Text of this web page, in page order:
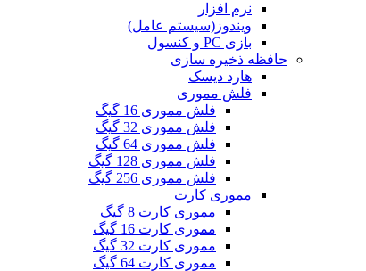
نرم افزار
ویندوز(سیستم عامل)
بازی PC و کنسول
حافظه ذخیره سازی
هارد دیسک
فلش مموری
فلش مموری 16 گیگ
فلش مموری 32 گیگ
فلش مموری 64 گیگ
فلش مموری 128 گیگ
فلش مموری 256 گیگ
مموری کارت
مموری کارت 8 گیگ
مموری کارت 16 گیگ
مموری کارت 32 گیگ
مموری کارت 64 گیگ